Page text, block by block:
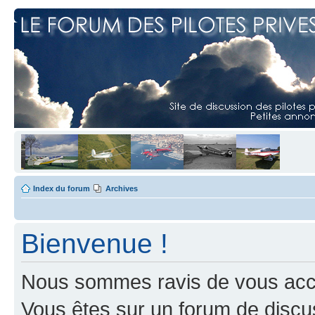
Index du forum Archives
Bienvenue !
Nous sommes ravis de vous
Vous êtes sur un forum de